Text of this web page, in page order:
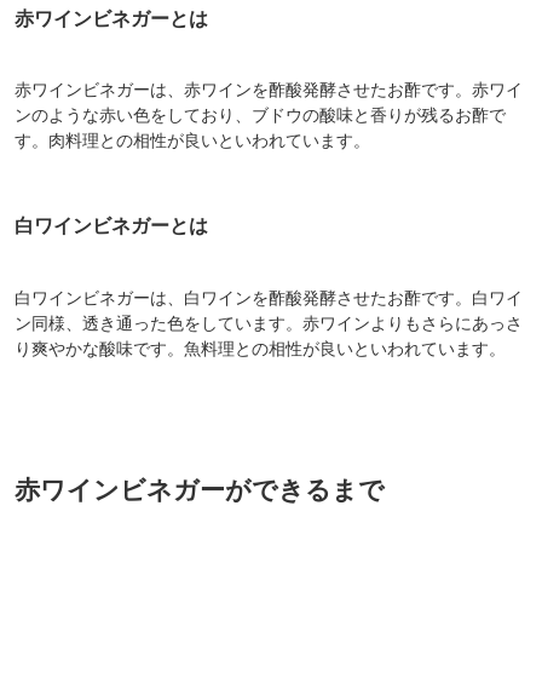
赤ワインビネガーとは
赤ワインビネガーは、赤ワインを酢酸発酵させたお酢です。赤ワイ
ンのような赤い色をしており、ブドウの酸味と香りが残るお酢で
す。肉料理との相性が良いといわれています。
白ワインビネガーとは
白ワインビネガーは、白ワインを酢酸発酵させたお酢です。白ワイ
ン同様、透き通った色をしています。赤ワインよりもさらにあっさ
り爽やかな酸味です。魚料理との相性が良いといわれています。
赤ワインビネガーができるまで